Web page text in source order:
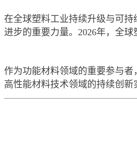
在全球塑料工业持续升级与可
进步的重要力量。2026年，全
作为功能材料领域的重要参与者，
高性能材料技术领域的持续创新